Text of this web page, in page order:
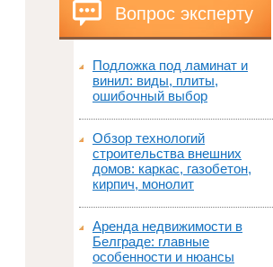
Вопрос эксперту
Подложка под ламинат и
винил: виды, плиты,
ошибочный выбор
Обзор технологий
строительства внешних
домов: каркас, газобетон,
кирпич, монолит
Аренда недвижимости в
Белграде: главные
особенности и нюансы